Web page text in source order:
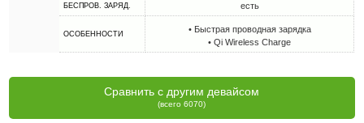
БЕСПРОВ. ЗАРЯД. есть
ОСОБЕННОСТИ
• Быстрая проводная зарядка
• Qi Wireless Charge
Сравнить с другим девайсом
(всего 6070)